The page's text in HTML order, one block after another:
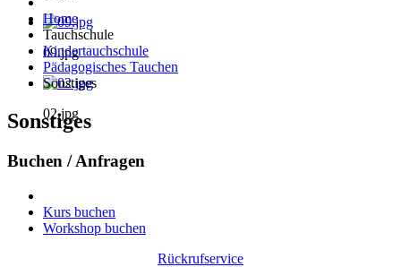
09.jpg
02.jpg
Home
Tauchschule
Kindertauchschule
Pädagogisches Tauchen
Sonstiges
Sonstiges
Buchen / Anfragen
Kurs buchen
Workshop buchen
Rückrufservice